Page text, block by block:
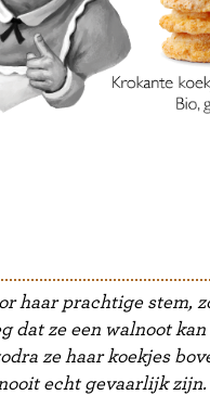
haar prachtige stem,
dat ze een walnoot
ze haar koekjes
echt gevaarlijk zijn.